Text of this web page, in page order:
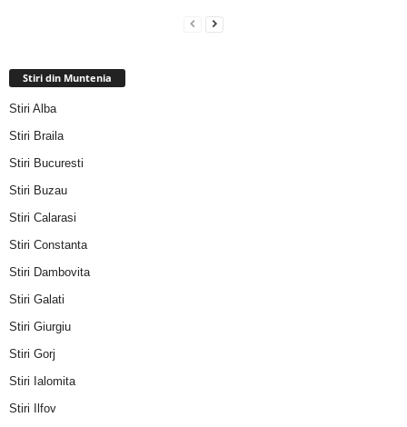
Stiri din Muntenia
Stiri Alba
Stiri Braila
Stiri Bucuresti
Stiri Buzau
Stiri Calarasi
Stiri Constanta
Stiri Dambovita
Stiri Galati
Stiri Giurgiu
Stiri Gorj
Stiri Ialomita
Stiri Ilfov